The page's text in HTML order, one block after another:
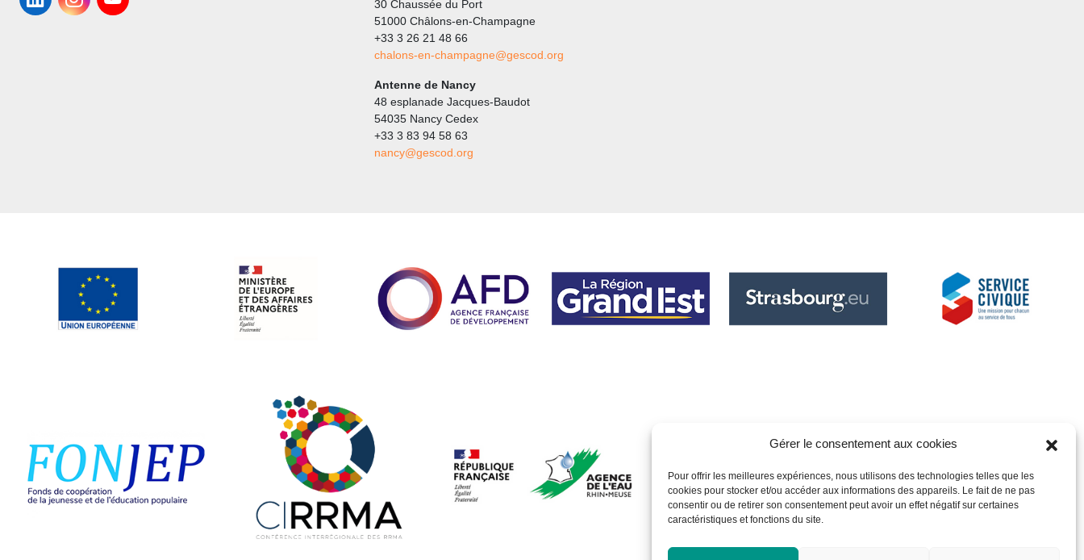
Gérer le consentement aux cookies
Pour offrir les meilleures expériences, nous utilisons des technologies telles que les
cookies pour stocker et/ou accéder aux informations des appareils. Le fait de ne pas
consentir ou de retirer son consentement peut avoir un effet négatif sur certaines
caractéristiques et fonctions du site.
30 Chaussée du Port
51000 Châlons-en-Champagne
+33 3 26 21 48 66
chalons-en-champagne@gescod.org
Antenne de Nancy
48 esplanade Jacques-Baudot
54035 Nancy Cedex
+33 3 83 94 58 63
nancy@gescod.org